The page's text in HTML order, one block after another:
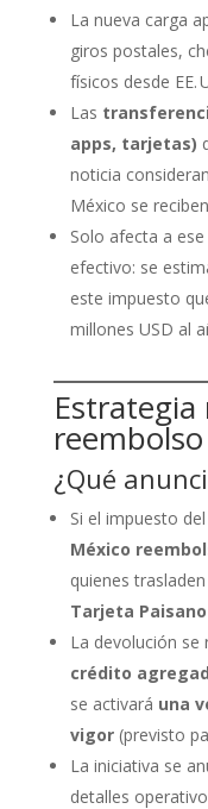
La nueva carga
giros postales,
físicos desde EE.
Las
apps, tarjetas)
noticia
México se
Solo afecta a
efectivo: se
este impuesto
millones USD al
Estrategia
¿Qué
Si el impuesto
México
quienes
Tarjeta
La devolución se
crédito
se activará una
vigor(previsto
La iniciativa se
detalles